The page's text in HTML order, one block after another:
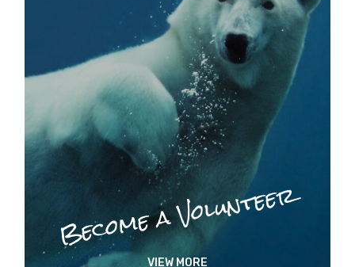
Become a Volunteer
VIEW MORE